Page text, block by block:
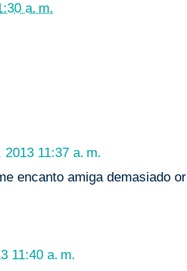
a. m.
2013 11:37 a. m.
encanto amiga demasiado
11:40 a. m.